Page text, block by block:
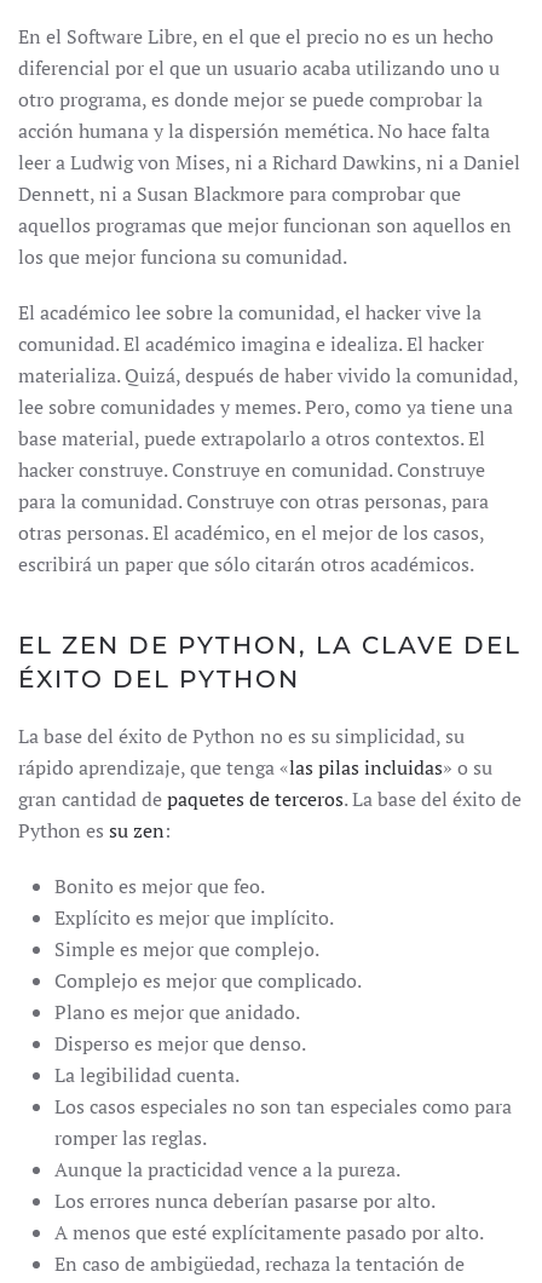
En el Software Libre, en el que el precio no es un hecho
diferencial por el que un usuario acaba utilizando uno u
otro programa, es donde mejor se puede comprobar la
acción humana y la dispersión memética. No hace falta
leer a Ludwig von Mises, ni a Richard Dawkins, ni a Daniel
Dennett, ni a Susan Blackmore para comprobar que
aquellos programas que mejor funcionan son aquellos en
los que mejor funciona su comunidad.
El académico lee sobre la comunidad, el hacker vive la
comunidad. El académico imagina e idealiza. El hacker
materializa. Quizá, después de haber vivido la comunidad,
lee sobre comunidades y memes. Pero, como ya tiene una
base material, puede extrapolarlo a otros contextos. El
hacker construye. Construye en comunidad. Construye
para la comunidad. Construye con otras personas, para
otras personas. El académico, en el mejor de los casos,
escribirá un paper que sólo citarán otros académicos.
EL ZEN DE PYTHON, LA CLAVE DEL
ÉXITO DEL PYTHON
La base del éxito de Python no es su simplicidad, su
rápido aprendizaje, que tenga «las pilas incluidas» o su
gran cantidad depaquetes de terceros. La base del éxito de
Python es su zen:
Bonito es mejor que feo.
Explícito es mejor que implícito.
Simple es mejor que complejo.
Complejo es mejor que complicado.
Plano es mejor que anidado.
Disperso es mejor que denso.
La legibilidad cuenta.
Los casos especiales no son tan especiales como para
romper las reglas.
Aunque la practicidad vence a la pureza.
Los errores nunca deberían pasarse por alto.
A menos que esté explícitamente pasado por alto.
En caso de ambigüedad, rechaza la tentación de